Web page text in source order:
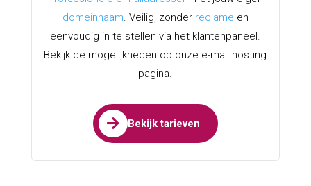
domeinnaam. Veilig, zonder reclame en
eenvoudig in te stellen via het klantenpaneel.
Bekijk de mogelijkheden op onze e-mail hosting
pagina.
 Bekijk tarieven